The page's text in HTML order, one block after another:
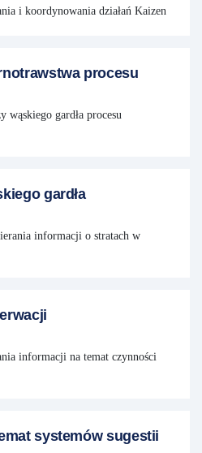
i koordynowania działań Kaizen
procesu
wąskiego gardła procesu
gardła
informacji o stratach w
informacji na temat czynności
systemów sugestii